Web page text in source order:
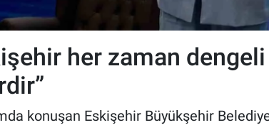
her zaman
konuşan Eskişehir Büyükşehir